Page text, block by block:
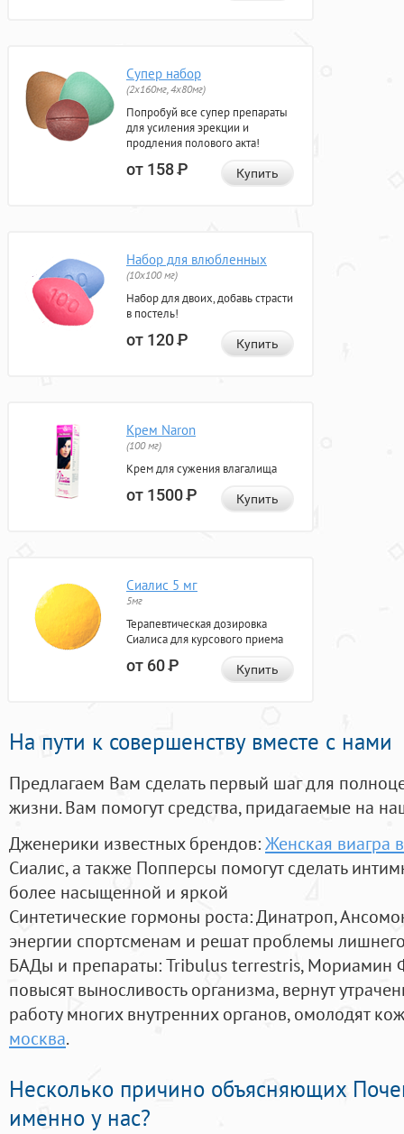
Супер набор
(2х160мг, 4х80мг)
Попробуй все супер препараты
для усиления эрекции и
продления полового акта!
от 158Р Купить
Набор для влюбленных
(10х100 мг)
Набор для двоих, добавь страсти
в постель!
от 120Р Купить
Крем Naron
(100 мг)
Крем для сужения влагалища
от 1500Р Купить
Сиалис 5 мг
5мг
Терапевтическая дозировка
Сиалиса для курсового приема
от 60Р Купить
На пути к совершенству вместе с нами
Предлагаем Вам сделать первый шаг для
жизни. Вам помогут средства, придагаемые на
Дженерики известных брендов:Женская виагра
Сиалис, а также Попперсы помогут сделать
более насыщенной и яркой
Синтетические гормоны роста: Динатроп,
энергии спортсменам и решат проблемы
БАДы и препараты:Tribulus terrestris, Мориамин
повысят выносливость организма, вернут
работу многих внутренних органов, омолодят
москва.
Несколько причино объясняющих
именно у нас?